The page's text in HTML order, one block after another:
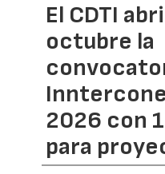
El CDTI
octubre la
2026 con
para